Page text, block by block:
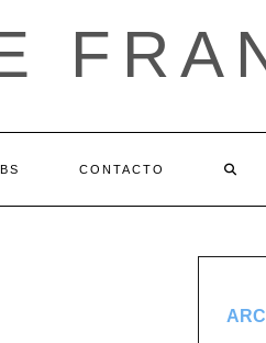
CONTACTO